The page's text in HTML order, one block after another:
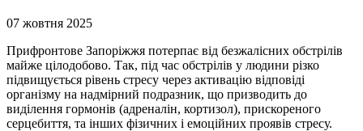
07 жовтня 2025
Прифронтове Запоріжжя потерпає від безжалісних обстрілів
майже цілодобово. Так, під час обстрілів у людини різко
підвищується рівень стресу через активацію відповіді
організму на надмірний подразник, що призводить до
виділення гормонів (адреналін, кортизол), прискореного
серцебиття, та інших фізичних і емоційних проявів стресу.